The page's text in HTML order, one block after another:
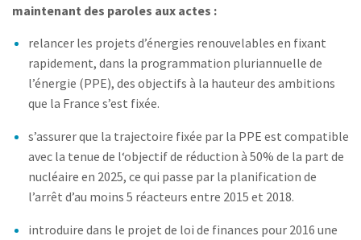
maintenant des paroles aux actes :
relancer les projets d’énergies renouvelables en fixant
rapidement, dans la programmation pluriannuelle de
l’énergie (PPE), des objectifs à la hauteur des ambitions
que la France s’est fixée.
s’assurer que la trajectoire fixée par la PPE est compatible
avec la tenue de l‘objectif de réduction à 50% de la part de
nucléaire en 2025, ce qui passe par la planification de
l’arrêt d’au moins 5 réacteurs entre 2015 et 2018.
introduire dans le projet de loi de finances pour 2016 une